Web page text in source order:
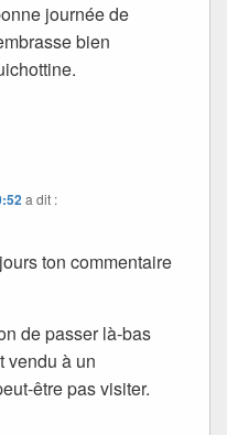
journée de
bien
a dit :
ton commentaire
de passer là-bas
vendu à un
être pas visiter.